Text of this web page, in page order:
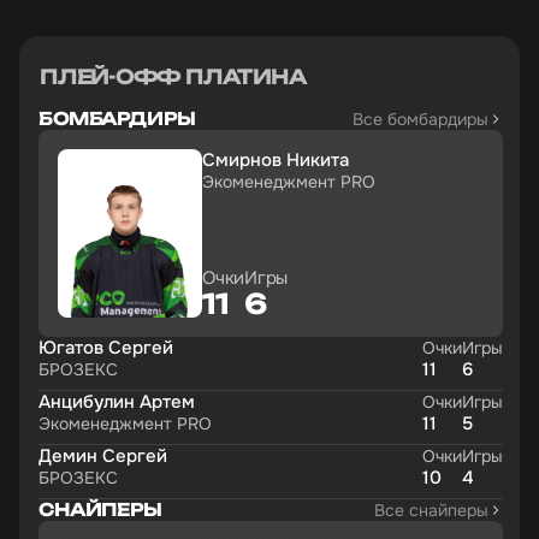
ПЛЕЙ-ОФФ ПЛАТИНА
БОМБАРДИРЫ Все бомбардиры
Смирнов Никита
Экоменеджмент PRO
Очки
11
Игры
6
Югатов Сергей
БРОЗЕКС
Очки
11
Игры
6
Анцибулин Артем
Экоменеджмент PRO
Очки
11
Игры
5
Демин Сергей
БРОЗЕКС
Очки
10
Игры
4
СНАЙПЕРЫ Все снайперы